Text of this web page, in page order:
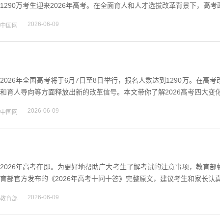
1290万考生迎来2026年高考。在全面育人和人才选拔改革背景下，高
中国网 2026-06-09
2026年全国高考将于6月7日至8日举行，报名人数达到1290万。在高
和育人导向等方面释放出新的改革信号。本文带你了解2026高考四大变
中国网 2026-06-09
2026年高考在即。为更好地帮助广大考生了解考试的注意事项，教育
育部官方发布的《2026年高考十问十答》完整原文，建议考生和家长认
教育部 2026-06-09